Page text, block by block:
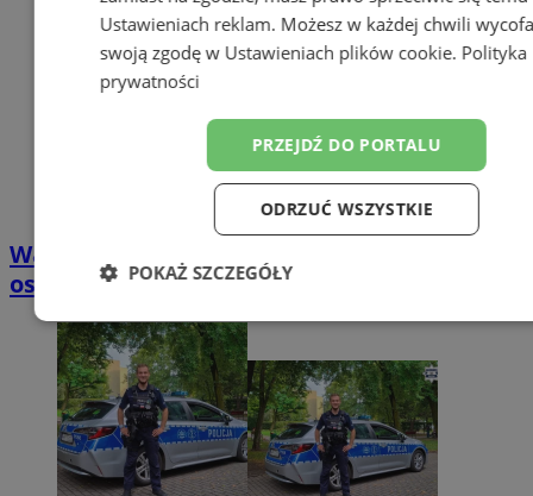
Warsztaty upcyklingu w Chorzowie. Zostały
ostatnie wolne miejsca
Ustawieniach reklam. Możesz w każdej chwili
swoją zgodę w Ustawieniach plików cookie. Polityka
prywatności
PRZEJDŹ DO PORTALU
ODRZUĆ WSZYSTKIE
POKAŻ SZCZEGÓŁY
Niezbędne Wydajność
Funkcjonalność